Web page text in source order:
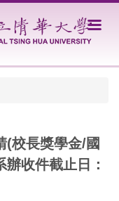
(校長獎學金/國
收件截止日：